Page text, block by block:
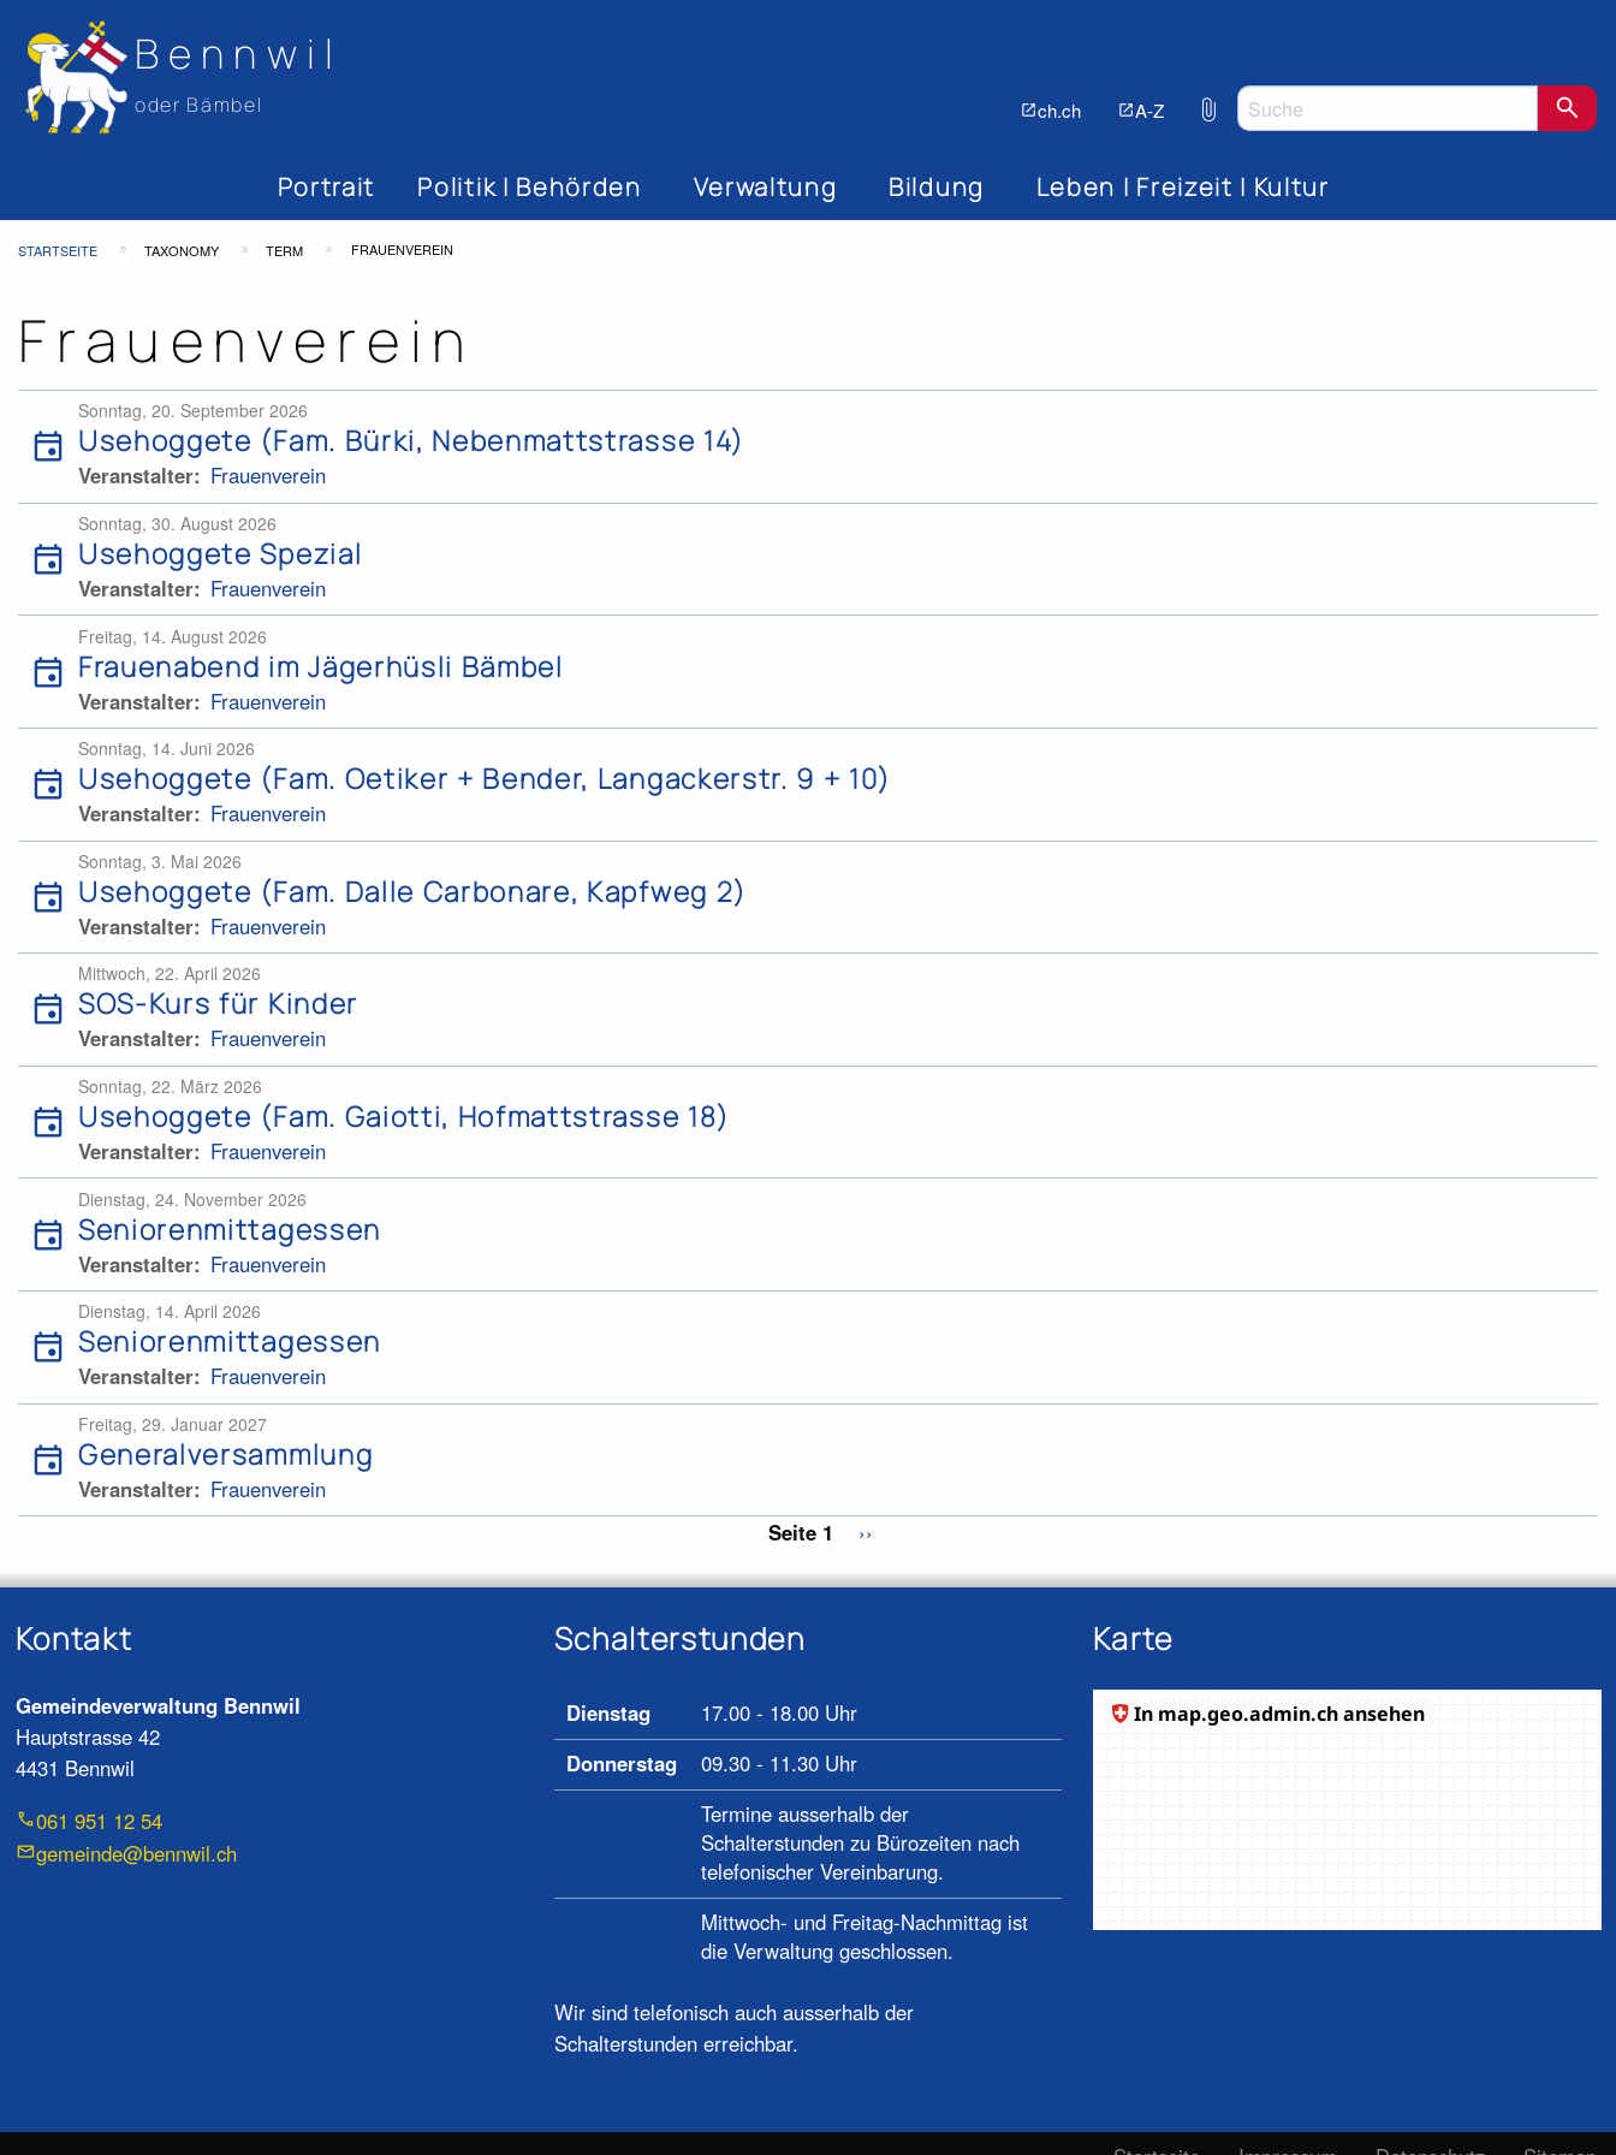
Bennwil
oder Bämbel ch.ch A-Z attach_file search
Hauptnavigation
Top
Bar
Portrait Politik | Behörden Verwaltung Bildung Leben | Freizeit | Kultur
Pfadnavigation
STARTSEITE TAXONOMY TERM FRAUENVEREIN
Frauenverein
event
Sonntag, 20. September 2026
Usehoggete (Fam. Bürki, Nebenmattstrasse 14)
Veranstalter Frauenverein
event
Sonntag, 30. August 2026
Usehoggete Spezial
Veranstalter Frauenverein
event
Freitag, 14. August 2026
Frauenabend im Jägerhüsli Bämbel
Veranstalter Frauenverein
event
Sonntag, 14. Juni 2026
Usehoggete (Fam. Oetiker + Bender, Langackerstr. 9 + 10)
Veranstalter Frauenverein
event
Sonntag, 3. Mai 2026
Usehoggete (Fam. Dalle Carbonare, Kapfweg 2)
Veranstalter Frauenverein
event
Mittwoch, 22. April 2026
SOS-Kurs für Kinder
Veranstalter Frauenverein
event
Sonntag, 22. März 2026
Usehoggete (Fam. Gaiotti, Hofmattstrasse 18)
Veranstalter Frauenverein
event
Dienstag, 24. November 2026
Seniorenmittagessen
Veranstalter Frauenverein
event
Dienstag, 14. April 2026
Seniorenmittagessen
Veranstalter Frauenverein
event
Freitag, 29. Januar 2027
Generalversammlung
Veranstalter Frauenverein
Seite 1
Nächste
››
Kontakt
Gemeindeverwaltung Bennwil
Hauptstrasse 42
4431 Bennwil
061 951 12 54
gemeinde@bennwil.ch
Schalterstunden
Dienstag
17.00 - 18.00 Uhr
Donnerstag
09.30 - 11.30 Uhr
Termine ausserhalb der
Schalterstunden zu Bürozeiten nach
telefonischer Vereinbarung.
Mittwoch- und Freitag-Nachmittag ist
die Verwaltung geschlossen.
Wir sind telefonisch auch ausserhalb der
Schalterstunden erreichbar.
Karte